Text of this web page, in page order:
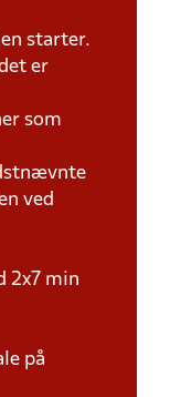
starter.
er
som
ved
2x7 min
på